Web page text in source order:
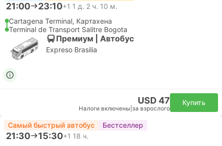
21:00 23:10+1 1 д. 2 ч. 10 м.
Cartagena Terminal, Картахена
Terminal de Transport Salitre Bogota
Премиум | Автобус
Expreso Brasilia
USD 47
Налоги включены за взрослого
Купить
Самый быстрый автобус Бестселлер
21:30 15:30+1 18 ч.